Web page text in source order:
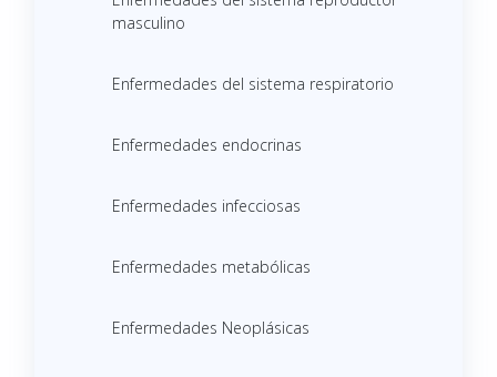
masculino
Enfermedades del sistema respiratorio
Enfermedades endocrinas
Enfermedades infecciosas
Enfermedades metabólicas
Enfermedades Neoplásicas